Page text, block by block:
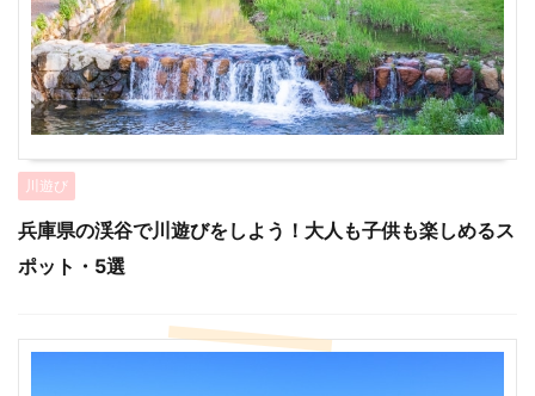
川遊び
兵庫県の渓谷で川遊びをしよう！大人も子供も楽しめるス
ポット・5選